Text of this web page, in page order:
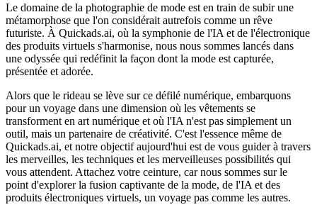
Le domaine de la photographie de mode est en train de subir une
métamorphose que l'on considérait autrefois comme un rêve
futuriste. À Quickads.ai, où la symphonie de l'IA et de l'électronique
des produits virtuels s'harmonise, nous nous sommes lancés dans
une odyssée qui redéfinit la façon dont la mode est capturée,
présentée et adorée.
Alors que le rideau se lève sur ce défilé numérique, embarquons
pour un voyage dans une dimension où les vêtements se
transforment en art numérique et où l'IA n'est pas simplement un
outil, mais un partenaire de créativité. C'est l'essence même de
Quickads.ai, et notre objectif aujourd'hui est de vous guider à travers
les merveilles, les techniques et les merveilleuses possibilités qui
vous attendent. Attachez votre ceinture, car nous sommes sur le
point d'explorer la fusion captivante de la mode, de l'IA et des
produits électroniques virtuels, un voyage pas comme les autres.